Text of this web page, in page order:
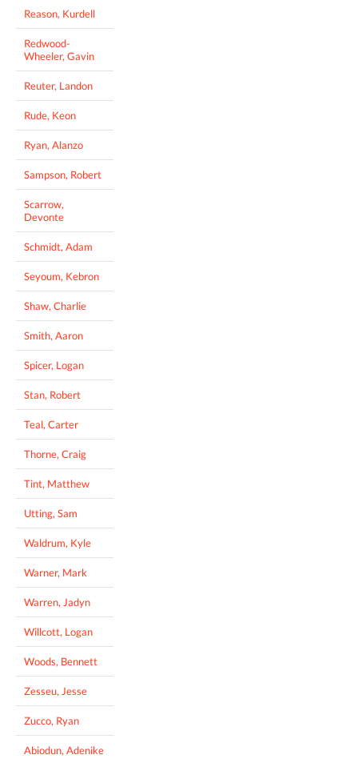
Reason, Kurdell
Redwood-
Wheeler, Gavin
Reuter, Landon
Rude, Keon
Ryan, Alanzo
Sampson, Robert
Scarrow,
Devonte
Schmidt, Adam
Seyoum, Kebron
Shaw, Charlie
Smith, Aaron
Spicer, Logan
Stan, Robert
Teal, Carter
Thorne, Craig
Tint, Matthew
Utting, Sam
Waldrum, Kyle
Warner, Mark
Warren, Jadyn
Willcott, Logan
Woods, Bennett
Zesseu, Jesse
Zucco, Ryan
Abiodun, Adenike